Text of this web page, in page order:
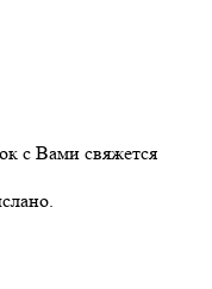
с Вами свяжется